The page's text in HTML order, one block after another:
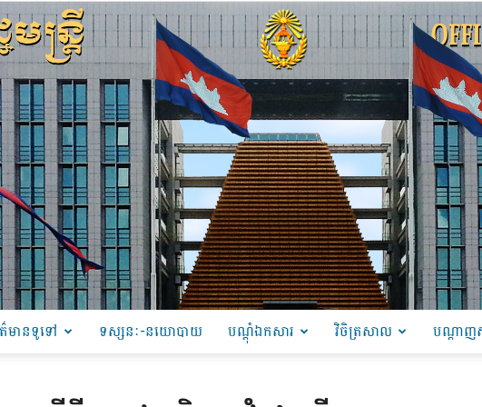
មានទូទៅ ទស្សនៈ-នយោបាយ បណ្ដុំឯកសារ វិចិត្រសាល បណ្តាញ